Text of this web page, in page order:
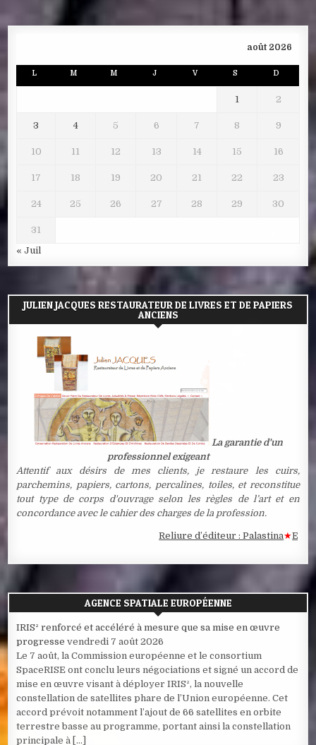
août 2026
L M M J V S D
1 2
3 4 5 6 7 8 9
10 11 12 13 14 15 16
17 18 19 20 21 22 23
24 25 26 27 28 29 30
31
« Juil
JULIEN JACQUES RESTAURATEUR DE LIVRES ET DE PAPIERS
ANCIENS
La garantie d'un
professionnel exigeant
Attentif aux désirs de mes clients, je restaure les cuirs,
parchemins, papiers, cartons, percalines, toiles, et reconstitue
tout type de corps d'ouvrage selon les règles de l’art et en
concordance avec le cahier des charges de la profession.
Reliure d’éditeur : Palastina★
AGENCE SPATIALE EUROPÉENNE
IRIS² renforcé et accéléré à mesure que sa mise en œuvre
progresse vendredi 7 août 2026
Le 7 août, la Commission européenne et le consortium
SpaceRISE ont conclu leurs négociations et signé un accord de
mise en œuvre visant à déployer IRIS², la nouvelle
constellation de satellites phare de l’Union européenne. Cet
accord prévoit notamment l’ajout de 66 satellites en orbite
terrestre basse au programme, portant ainsi la constellation
principale à […]